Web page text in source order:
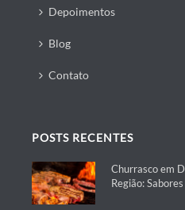
Depoimentos
Blog
Contato
POSTS RECENTES
Churrasco em
Região: